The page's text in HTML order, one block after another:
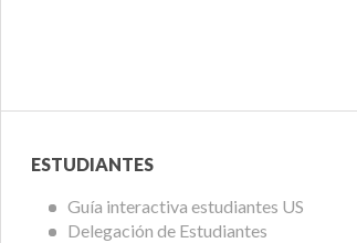
Menú
Alumnos
ESTUDIANTES
Guía interactiva estudiantes US
Delegación de Estudiantes